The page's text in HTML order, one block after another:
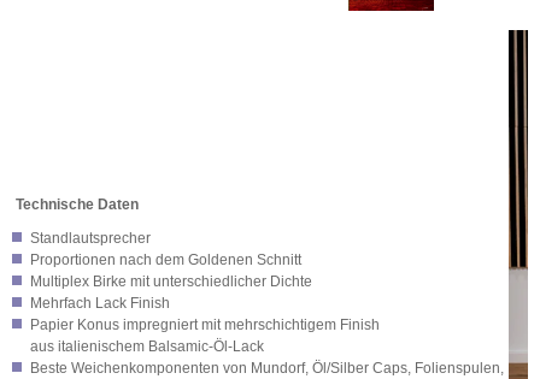
Technische Daten
Standlautsprecher
Proportionen nach dem Goldenen Schnitt
Multiplex Birke mit unterschiedlicher Dichte
Mehrfach Lack Finish
Papier Konus impregniert mit mehrschichtigem Finish
aus italienischem Balsamic-Öl-Lack
Beste Weichenkomponenten von Mundorf, Öl/Silber Caps, Folienspulen,